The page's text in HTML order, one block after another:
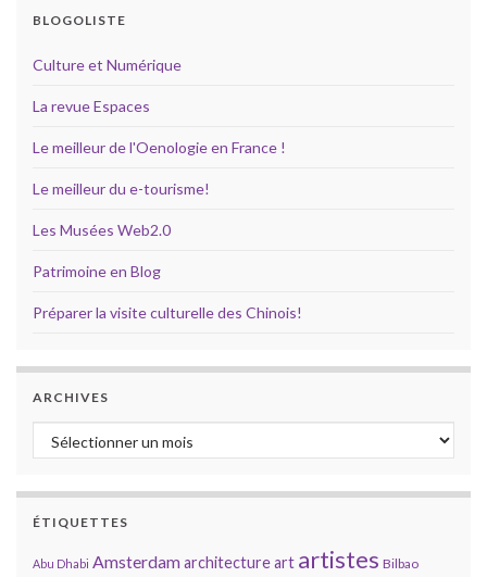
BLOGOLISTE
Culture et Numérique
La revue Espaces
Le meilleur de l'Oenologie en France !
Le meilleur du e-tourisme!
Les Musées Web2.0
Patrimoine en Blog
Préparer la visite culturelle des Chinois!
ARCHIVES
Archives
ÉTIQUETTES
Abu Dhabi Amsterdamarchitectureart artistes Bilbao